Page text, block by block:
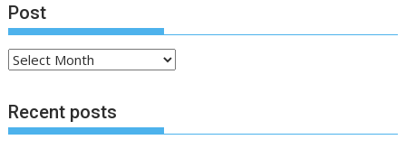
Post
Post
Recent posts